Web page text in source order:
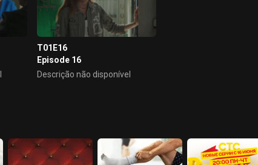
T01E16
Episode 16
Descrição não disponível